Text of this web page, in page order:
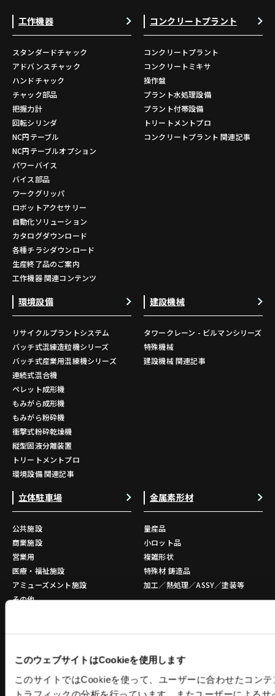
このウェブサイトはCookieを使用します
このサイトではCookieを使って、ユーザーに合わせたコン
トラフィックの分析を行っています。またユーザーによる
工作機器
スタンダードチャック
アドバンスチャック
ハンドチャック
チャック部品
把握力計
回転シリンダ
NC円テーブル
NC円テーブルオプション
パワーバイス
バイス部品
ワークグリッパ
ロボットアクセサリー
自動化ソリューション
カタログダウンロード
各種チラシダウンロード
生産終了品のご案内
工作機器 関連コンテンツ
コンクリートプラント
コンクリートプラント
コンクリートミキサ
操作盤
プラント水処理設備
プラント付帯設備
トリートメントプロ
コンクリートプラント 関連記事
環境設備
リサイクルプラントシステム
バッチ式混練造粒機シリーズ
バッチ式産業用混練機シリーズ
連続式混合機
ペレット成形機
もみがら成形機
もみがら粉砕機
衝撃式粉砕乾燥機
縦型固液分離装置
トリートメントプロ
環境設備 関連記事
建設機械
タワークレーン - ビルマンシリーズ
特殊機械
建設機械 関連記事
立体駐車場
公共施設
商業施設
営業用
医療・福祉施設
アミューズメント施設
その他
4層5段
施設併用
金属素形材
量産品
小ロット品
複雑形状
特殊材 鋳造品
加工／熱処理／ASSY／塗装等